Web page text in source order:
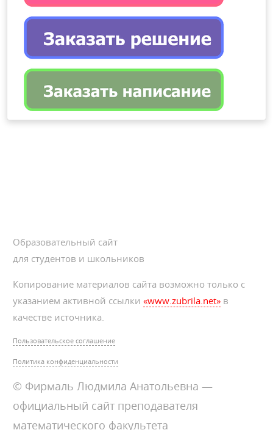
Образовательный сайт
для студентов и школьников
Копирование материалов сайта возможно только с
указанием активной ссылки«www.zubrila.net» в
качестве источника.
Пользовательское соглашение
Политика конфиденциальности
© Фирмаль Людмила Анатольевна —
официальный сайт преподавателя
математического факультета